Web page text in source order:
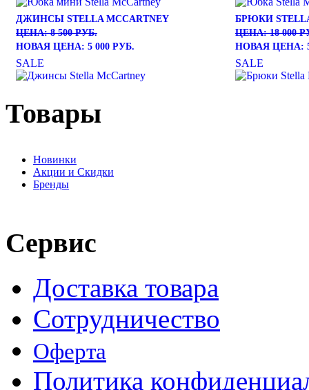
ДЖИНСЫ STELLA MCCARTNEY
ЦЕНА: 8 500 РУБ.
НОВАЯ ЦЕНА: 5 000 РУБ.
SALE
БРЮКИ
ЦЕНА: 18 000
НОВАЯ ЦЕНА:
SALE
Товары
Новинки
Акции и Скидки
Бренды
Сервис
Доставка товара
Сотрудничество
Оферта
Политика